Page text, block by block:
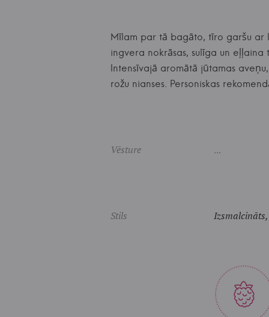
Mīlam par tā bagāto, tīro garšu ar
ingvera nokrāsas, sulīga un
Intensīvajā aromātā jūtamas
rožu nianses. Personiskas
Vēsture ...
Stils